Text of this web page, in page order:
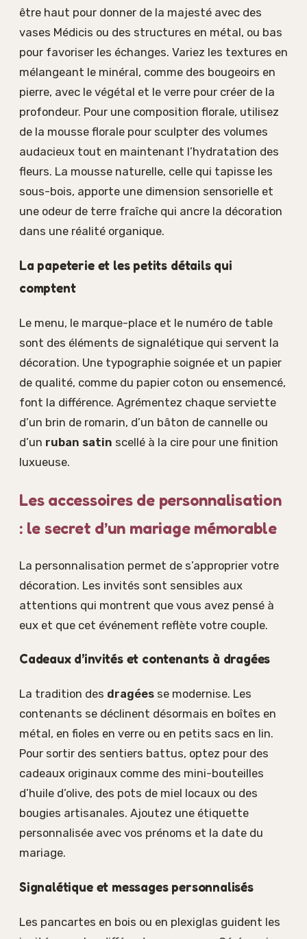
être haut pour donner de la majesté avec des
vases Médicis ou des structures en métal, ou bas
pour favoriser les échanges. Variez les textures en
mélangeant le minéral, comme des bougeoirs en
pierre, avec le végétal et le verre pour créer de la
profondeur. Pour une composition florale, utilisez
de la mousse florale pour sculpter des volumes
audacieux tout en maintenant l’hydratation des
fleurs. La mousse naturelle, celle qui tapisse les
sous-bois, apporte une dimension sensorielle et
une odeur de terre fraîche qui ancre la décoration
dans une réalité organique.
La papeterie et les petits détails qui
comptent
Le menu, le marque-place et le numéro de table
sont des éléments de signalétique qui servent la
décoration. Une typographie soignée et un papier
de qualité, comme du papier coton ou ensemencé,
font la différence. Agrémentez chaque serviette
d’un brin de romarin, d’un bâton de cannelle ou
d’un ruban satin scellé à la cire pour une finition
luxueuse.
Les accessoires de personnalisation
: le secret d’un mariage mémorable
La personnalisation permet de s’approprier votre
décoration. Les invités sont sensibles aux
attentions qui montrent que vous avez pensé à
eux et que cet événement reflète votre couple.
Cadeaux d’invités et contenants à dragées
La tradition des dragées se modernise. Les
contenants se déclinent désormais en boîtes en
métal, en fioles en verre ou en petits sacs en lin.
Pour sortir des sentiers battus, optez pour des
cadeaux originaux comme des mini-bouteilles
d’huile d’olive, des pots de miel locaux ou des
bougies artisanales. Ajoutez une étiquette
personnalisée avec vos prénoms et la date du
mariage.
Signalétique et messages personnalisés
Les pancartes en bois ou en plexiglas guident les